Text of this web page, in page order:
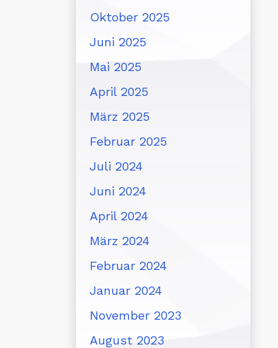
Oktober 2025
Juni 2025
Mai 2025
April 2025
März 2025
Februar 2025
Juli 2024
Juni 2024
April 2024
März 2024
Februar 2024
Januar 2024
November 2023
August 2023